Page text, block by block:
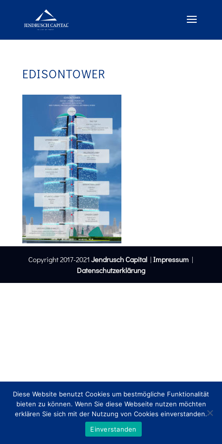
EDISONTOWER
Copyright 2017-2021 Jendrusch Capital |Impressum |
Datenschutzerklärung
Diese Website benutzt Cookies um bestmögliche Funktionalität
bieten zu können. Wenn Sie diese Webseite nutzen möchten
erklären Sie sich mit der Nutzung von Cookies einverstanden.
Einverstanden